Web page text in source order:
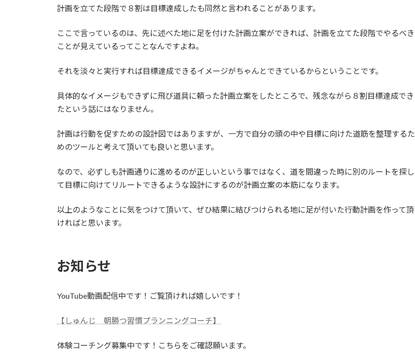
計画を立てた段階で８割は目標達成したも同然と言われることがあります。
ここで言っているのは、先に述べた地に足を付けた計画立案ができれば、計画を立てた段階でやるべき
ことが見えているってことなんですよね。
それを淡々と実行すれば目標達成できるイメージがちゃんとできているからということです。
具体的なイメージもできずに飛び道具に頼った計画立案をしたところで、残念ながら８割目標達成でき
たという話にはなりません。
計画は行動を促すための設計図ではありますが、一方で自分の頭の中や目標に向けた道筋を整理するた
めのツールと考えて頂いても良いと思います。
なので、必ずしも計画通りに進めるのが正しいという事ではなく、道を間違った時に別のルートを探し
て目標に向けてリルートできるような設計にするのが計画立案の本筋になります。
以上のようなことに気をつけて頂いて、ぜひ結果に結びつけられる地に足が付いた行動計画を作って頂
ければと思います。
お知らせ
YouTube動画配信中です！ご覧頂ければ嬉しいです！
【しゅんじ 朝勝つ習慣プランニングコーチ】
体験コーチング募集中です！こちらをご確認願います。